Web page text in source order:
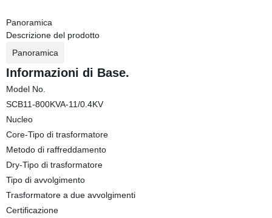
Panoramica
Descrizione del prodotto
Panoramica
Informazioni di Base.
Model No.
SCB11-800KVA-11/0.4KV
Nucleo
Core-Tipo di trasformatore
Metodo di raffreddamento
Dry-Tipo di trasformatore
Tipo di avvolgimento
Trasformatore a due avvolgimenti
Certificazione